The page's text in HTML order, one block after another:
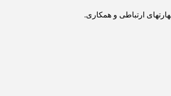
ارتباطی و همکاری.